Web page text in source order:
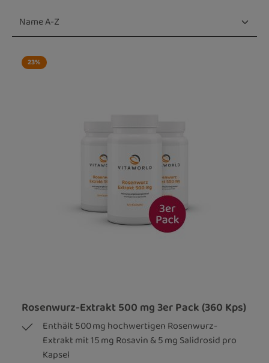
23%
Rosenwurz-Extrakt 500 mg 3er Pack (360 Kps)
Enthält 500 mg hochwertigen Rosenwurz-
Extrakt mit 15 mg Rosavin & 5 mg Salidrosid pro
Kapsel